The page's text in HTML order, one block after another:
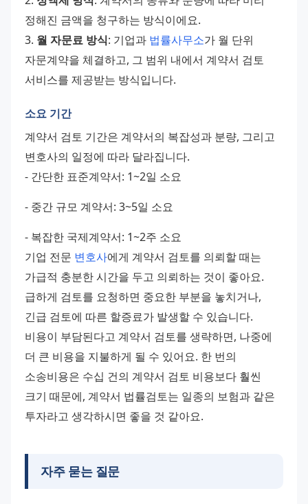
정해진 금액을 청구하는 방식이에요.
3. 월 자문료 방식: 기업과 법률사무소가 월 단위
자문계약을 체결하고, 그 범위 내에서 계약서 검토
서비스를 제공받는 방식입니다.
소요 기간
계약서 검토 기간은 계약서의 복잡성과 분량, 그리고
변호사의 일정에 따라 달라집니다.
- 간단한 표준계약서: 1~2일 소요
- 중간 규모 계약서: 3~5일 소요
- 복잡한 국제계약서: 1~2주 소요
기업 전문 변호사에게 계약서 검토를 의뢰할 때는
가급적 충분한 시간을 두고 의뢰하는 것이 좋아요.
급하게 검토를 요청하면 중요한 부분을 놓치거나,
긴급 검토에 따른 할증료가 발생할 수 있습니다.
비용이 부담된다고 계약서 검토를 생략하면, 나중에
더 큰 비용을 지불하게 될 수 있어요. 한 번의
소송비용은 수십 건의 계약서 검토 비용보다 훨씬
크기 때문에, 계약서 법률검토는 일종의 보험과 같은
투자라고 생각하시면 좋을 것 같아요.
자주 묻는 질문